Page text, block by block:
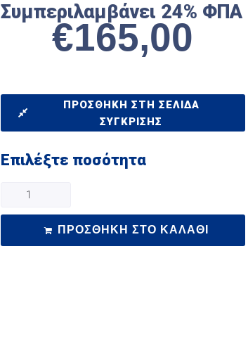
Συμπεριλαμβάνει 24% ΦΠΑ
€165,00
ΠΡΟΣΘΉΚΗ ΣΤΗ ΣΕΛΊΔΑ
ΣΎΓΚΡΙΣΗΣ
Επιλέξτε ποσότητα
ΠΡΟΣΘΉΚΗ ΣΤΟ ΚΑΛΆΘΙ